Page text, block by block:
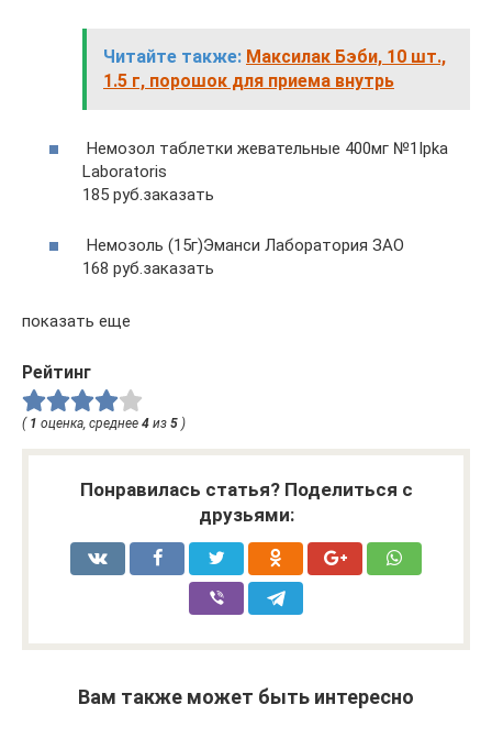
Читайте также: Максилак Бэби, 10 шт.,
1.5 г, порошок для приема внутрь
Немозол таблетки жевательные 400мг №1Ipka
Laboratoris
185 руб.заказать
Немозоль (15г)Эманси Лаборатория ЗАО
168 руб.заказать
показать еще
Рейтинг
( 1 оценка, среднее 4 из 5 )
Понравилась статья? Поделиться с
друзьями:
Вам также может быть интересно